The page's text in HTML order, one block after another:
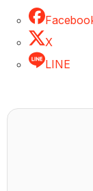
X
LINE